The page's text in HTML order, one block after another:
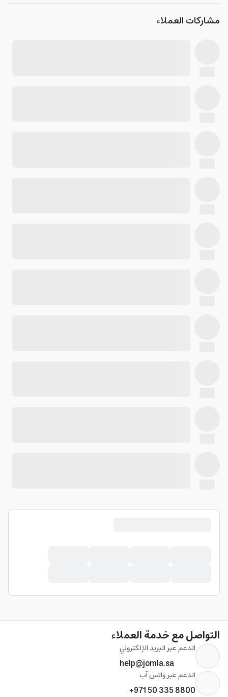
مشاركات العملاء
التواصل مع خدمة العملاء
الدعم عبر البريد الإلكتروني
help@jomla.sa
الدعم عبر واتس آب
+971 50 335 8800